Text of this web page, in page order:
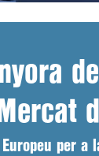
per a